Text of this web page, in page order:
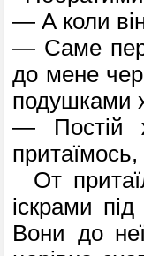
— А коли
— Саме
до мене
подушками
— Постій
От
іскрами
Вони до